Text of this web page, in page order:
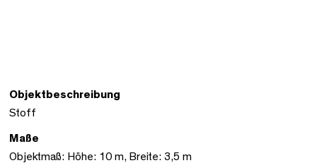
Objektbeschreibung
Stoff
Maße
Objektmaß: Höhe: 10 m, Breite: 3,5 m